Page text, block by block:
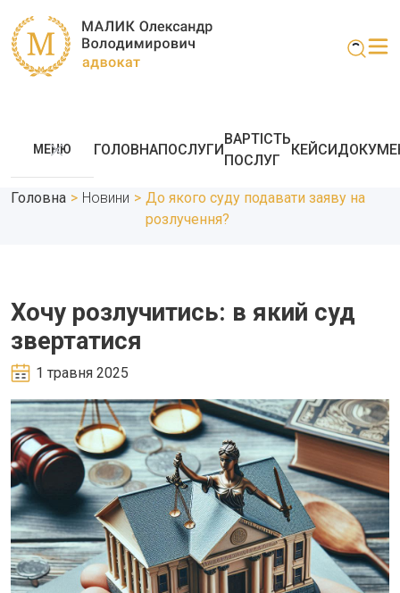
МЕНЮ ГОЛОВНАПОСЛУГИ
ВАРТІСТЬ
ПОСЛУГ
КЕЙСИ
Головна > Новини > До якого суду подавати заяву на
розлучення?
Хочу розлучитись: в який суд
звертатися
1 травня 2025